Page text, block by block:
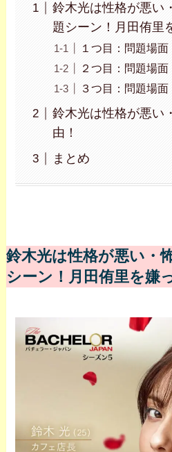
鈴木光は性格が悪い
題シーン！月田侑里
１つ目：問題場面
２つ目：問題場面
３つ目：問題場面
鈴木光は性格が悪い
由！
まとめ
鈴木光は性格が悪い・
シーン！月田侑里を嫌